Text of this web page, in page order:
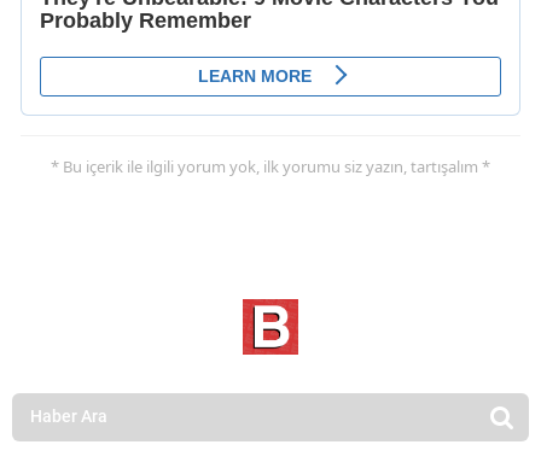
* Bu içerik ile ilgili yorum yok, ilk yorumu siz yazın, tartışalım *